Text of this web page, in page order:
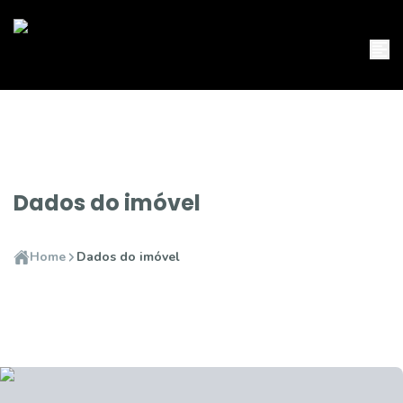
Dados do imóvel
Home Dados do imóvel